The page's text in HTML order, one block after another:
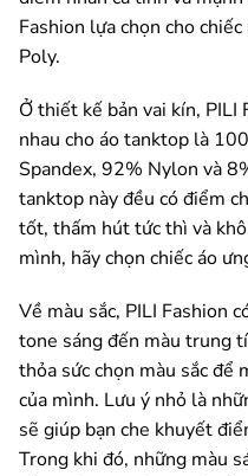
Fashion lựa chọn cho
Poly.
Ở thiết kế bản vai kín, PILI
nhau cho áo tanktop là
Spandex, 92% Nylon và
tanktop này đều có điểm
tốt, thấm hút tức thì và
mình, hãy chọn chiếc áo
Về màu sắc, PILI Fashion
tone sáng đến màu trung
thỏa sức chọn màu sắc để
của mình. Lưu ý nhỏ là
sẽ giúp bạn che khuyết
Trong khi đó, những màu